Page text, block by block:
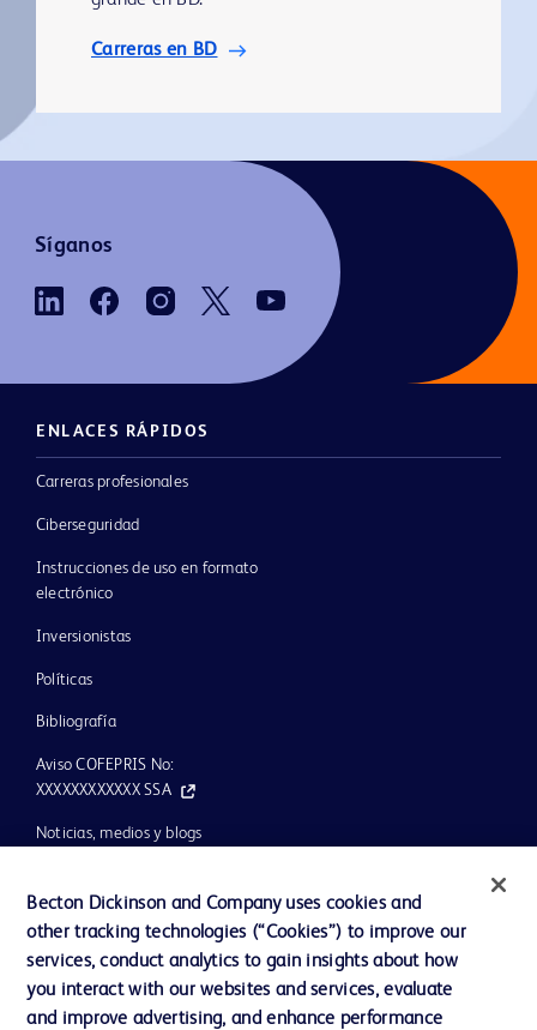
Carreras en BD
Síganos
ENLACES RÁPIDOS
Carreras profesionales
Ciberseguridad
Instrucciones de uso en formato
electrónico
Inversionistas
Políticas
Bibliografía
Aviso COFEPRIS No:
XXXXXXXXXXXX SSA
Noticias, medios y blogs
Ética y cumplimiento
Ayuda
Becton Dickinson and Company uses cookies and
other tracking technologies (“Cookies”) to improve our
services, conduct analytics to gain insights about how
you interact with our websites and services, evaluate
and improve advertising, and enhance performance